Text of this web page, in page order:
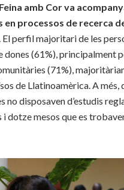
amb Cor va
en processos de recerca
. El perfil majoritari de les
dones (61%), principalment
(71%),
de Llatinoamèrica. A més,
no disposaven d’estudis
i dotze mesos que es